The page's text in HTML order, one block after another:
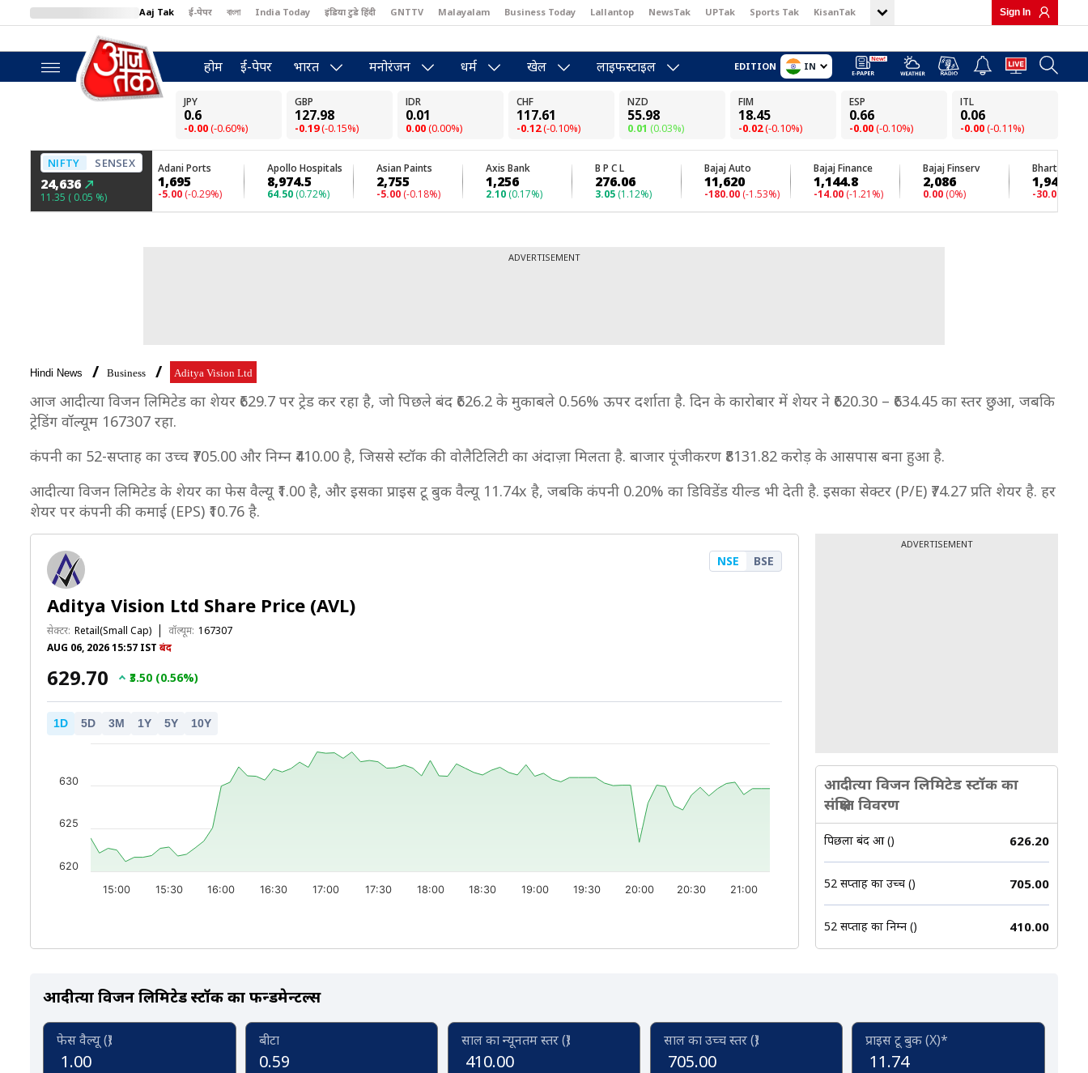
Aaj Tak ई-पेपर বাংলা India Today इंडिया टुडे हिंदी GNTTV Malayalam Business Today Lallantop NewsTak UPTak Sports Tak KisanTak
BT Bazaar
Sign In
होम ई-पेपर भारत मनोरंजन धर्म खेल लाइफस्टाइल EDITION IN
ADVERTISEMENT
Hindi News Business Aditya Vision Ltd
आज आदीत्या विजन लिमिटेड का शेयर ₹629.7 पर ट्रेड कर रहा है, जो पिछले बंद ₹626.2 के मुकाबले 0.56% ऊपर दर्शाता है. दिन के कारोबार में शेयर ने ₹620.30 – ₹634.45 का स्तर छुआ, जबकि
ट्रेडिंग वॉल्यूम 167307 रहा.
कंपनी का 52-सप्ताह का उच्च ₹705.00 और निम्न ₹410.00 है, जिससे स्टॉक की वोलैटिलिटी का अंदाज़ा मिलता है. बाजार पूंजीकरण ₹8131.82 करोड़ के आसपास बना हुआ है.
आदीत्या विजन लिमिटेड के शेयर का फेस वैल्यू ₹1.00 है, और इसका प्राइस टू बुक वैल्यू 11.74x है, जबकि कंपनी 0.20% का डिविडेंड यील्ड भी देती है. इसका सेक्टर (P/E) ₹74.27 प्रति शेयर है. हर
शेयर पर कंपनी की कमाई (EPS) ₹10.76 है.
Aditya Vision Ltd Share Price (AVL)
सेक्टर: Retail(Small Cap) वॉल्यूम: 167307
AUG 06, 2026 15:57 IST बंद
NSE BSE
₹629.70 ₹3.50 (0.56%)
1D 5D 3M 1Y 5Y 10Y
15:00 15:30 16:00 16:30 17:00 17:30 18:00 18:30 19:00 19:30 20:00 20:30 21:00
620
625
630
ADVERTISEMENT
आदीत्या विजन लिमिटेड स्टॉक का
संक्षिप्त विवरण
पिछला बंद हुआ (₹) 626.20
52 सप्ताह का उच्च (₹) 705.00
52 सप्ताह का निम्न (₹) 410.00
आदीत्या विजन लिमिटेड स्टॉक का फन्डमेन्टल्स
फेस वैल्यू (₹)
1.00
बीटा
0.59
साल का न्यूनतम स्तर (₹)
410.00
साल का उच्च स्तर (₹)
705.00
प्राइस टू बुक (X)*
11.74